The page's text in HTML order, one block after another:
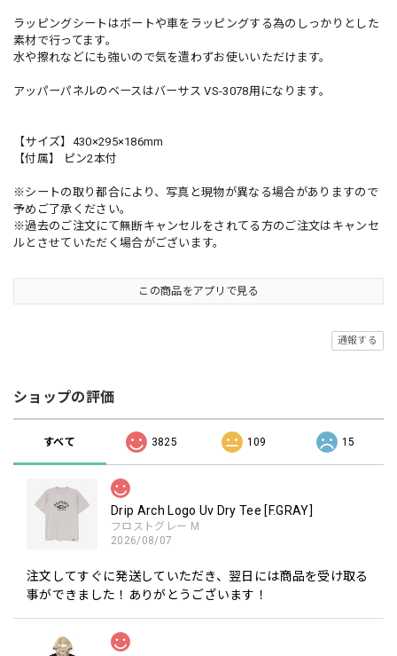
ラッピングシートはボートや車をラッピングする為のしっかりとした
素材で行ってます。
水や擦れなどにも強いので気を遣わずお使いいただけます。
アッパーパネルのベースはバーサス VS-3078用になります。
【サイズ】430×295×186mm
【付属】 ピン2本付
※シートの取り都合により、写真と現物が異なる場合がありますので
予めご了承ください。
※過去のご注文にて無断キャンセルをされてる方のご注文はキャンセ
ルとさせていただく場合がございます。
この商品をアプリで見る
通報する
ショップの評価
すべて 3825 109 15
Drip Arch Logo Uv Dry Tee [F.GRAY]
フロストグレー M
2026/08/07
注文してすぐに発送していただき、翌日には商品を受け取る
事ができました！ありがとうございます！